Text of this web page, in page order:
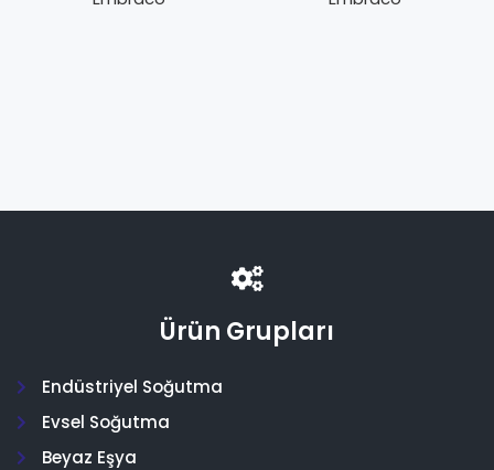
Ürün Grupları
Endüstriyel Soğutma
Evsel Soğutma
Beyaz Eşya